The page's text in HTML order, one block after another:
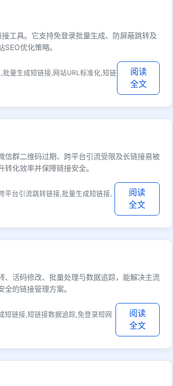
工具。它支持免登录批量生成、防屏蔽跳转及
优化策略。
量生成短链接,网站URL标准化,短链
阅读
全文
群二维码过期、跨平台引流受限及长链接易被
化效率并保障链接安全。
平台引流跳转链接,批量生成短链接,
阅读
全文
活码修改、批量处理与数据追踪，能解决主流
的链接管理方案。
短链接,短链接数据追踪,免登录短网
阅读
全文